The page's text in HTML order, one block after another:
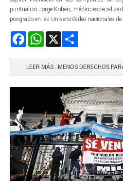
puntualizó Jorge Kohen, médico
posgrado en las Universidades nacionales
FacebookWhatsApp
LEER MÁS…MENOS DERECHOS